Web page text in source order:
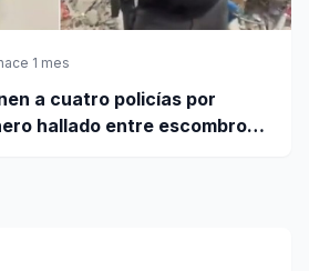
1 mes
a cuatro policías por
hallado entre escombros